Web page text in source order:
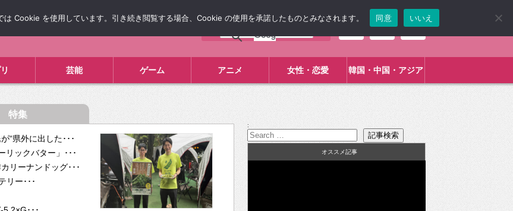
芸能 ゲーム アニメ 女性・恋愛 韓国・中国・アジア
特集
“県外に出した･･･
リックバター」･･･
リーナンドッグ･･･
リー･･･
:
オススメ記事
Cookie を使用しています。引き続き閲覧する場合、Cookie の使用を承諾したものとみなされます。 同意 いいえ